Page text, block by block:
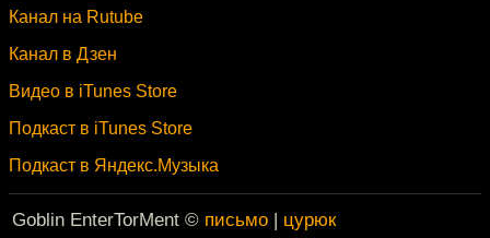
Канал на Rutube
Канал в Дзен
Видео в iTunes Store
Подкаст в iTunes Store
Подкаст в Яндекс.Музыка
Goblin EnterTorMent © письмо | цурюк